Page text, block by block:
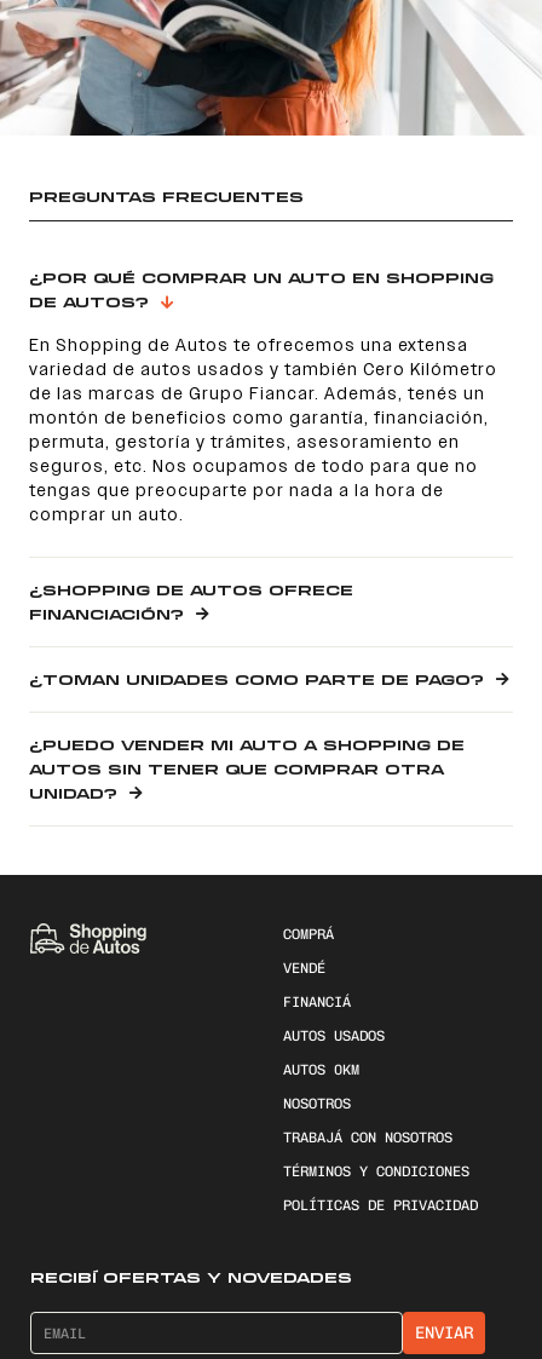
PREGUNTAS FRECUENTES
¿POR QUÉ COMPRAR UN AUTO EN SHOPPING
DE AUTOS?
En Shopping de Autos te ofrecemos una extensa
variedad de autos usados y también Cero Kilómetro
de las marcas de Grupo Fiancar. Además, tenés un
montón de beneficios como garantía, financiación,
permuta, gestoría y trámites, asesoramiento en
seguros, etc. Nos ocupamos de todo para que no
tengas que preocuparte por nada a la hora de
comprar un auto.
¿SHOPPING DE AUTOS OFRECE
FINANCIACIÓN?
¿TOMAN UNIDADES COMO PARTE DE PAGO?
¿PUEDO VENDER MI AUTO A SHOPPING DE
AUTOS SIN TENER QUE COMPRAR OTRA
UNIDAD?
COMPRÁ
VENDÉ
FINANCIÁ
AUTOS USADOS
AUTOS 0KM
NOSOTROS
TRABAJÁ CON NOSOTROS
TÉRMINOS Y CONDICIONES
POLÍTICAS DE PRIVACIDAD
RECIBÍ OFERTAS Y NOVEDADES